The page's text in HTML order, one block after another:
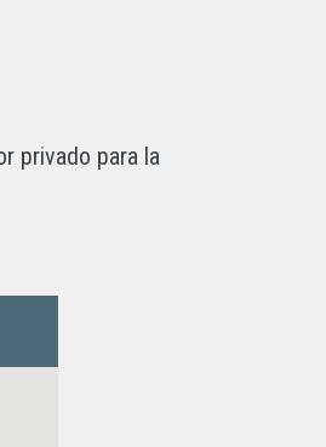
privado para la